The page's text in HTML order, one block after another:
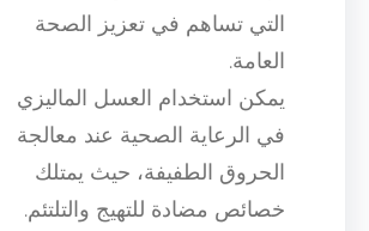
التي تساهم في تعزيز الصحة
العامة.
يمكن استخدام العسل الماليزي
في الرعاية الصحية عند معالجة
الحروق الطفيفة، حيث يمتلك
خصائص مضادة للتهيج والتلتئم.